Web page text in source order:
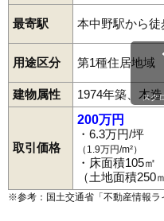
最寄駅 本中野駅から徒
用途区分 第1種住居地域
建物属性 1974年築、木造
取引価格
200万円
・6.3万円/坪
（1.9万円/m²）
・床面積105㎡
（土地面積250
スク
※参考：国土交通省「 不動産情報ラ